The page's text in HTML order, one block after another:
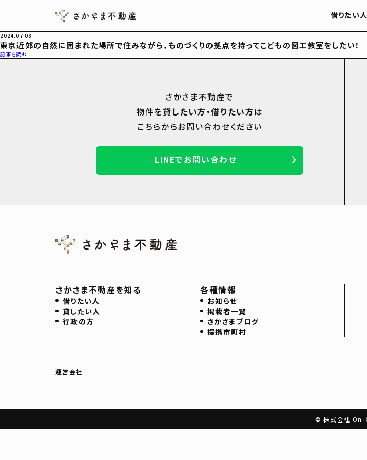
借りたい人
2024.07.08
東京近郊の自然に囲まれた場所で住みながら、ものづくりの拠点を持ってこどもの図工教室をしたい！
記事を読む
さかさま不動産で
物件を貸したい方・借りたい方は
こちらからお問い合わせください
LINEでお問い合わせ
さかさま不動産を知る
借りたい人
貸したい人
行政の方
各種情報
お知らせ
掲載者一覧
さかさまブログ
提携市町村
運営会社
© 株式会社 On-